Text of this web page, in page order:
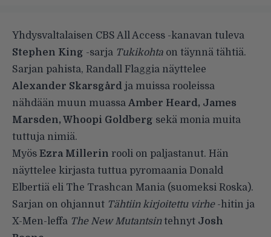
Yhdysvaltalaisen CBS All Access -kanavan tuleva
Stephen King -sarja Tukikohta on täynnä tähtiä.
Sarjan pahista, Randall Flaggia näyttelee
Alexander Skarsgård ja muissa rooleissa
nähdään muun muassa Amber Heard, James
Marsden, Whoopi Goldberg sekä monia muita
tuttuja nimiä.
Myös Ezra Millerin rooli on paljastanut. Hän
näyttelee kirjasta tuttua pyromaania Donald
Elbertiä eli The Trashcan Mania (suomeksi Roska).
Sarjan on ohjannut Tähtiin kirjoitettu virhe-hitin ja
X-Men-leffa The New Mutantsintehnyt Josh